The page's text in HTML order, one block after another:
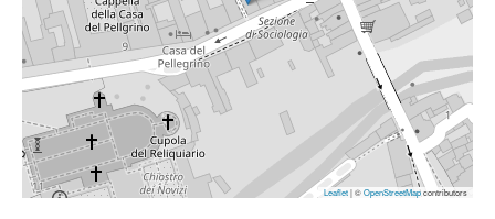
Leaflet| ©OpenStreetMapcontributors